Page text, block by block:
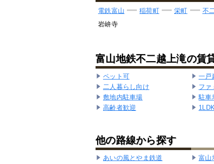
電鉄富山 稲荷町 栄町 不
岩峅寺
富山地鉄不二越上滝の賃
ペット可 一戸
二人暮らし向け
ファ
敷地内駐車場
駐車
高齢者歓迎
他の路線から探す
あいの風とやま鉄道 富山